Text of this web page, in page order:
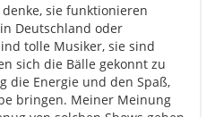
denke, sie funktionieren
Deutschland oder
tolle Musiker, sie sind
sich die Bälle gekonnt zu
die Energie und den Spaß,
bringen. Meiner Meinung